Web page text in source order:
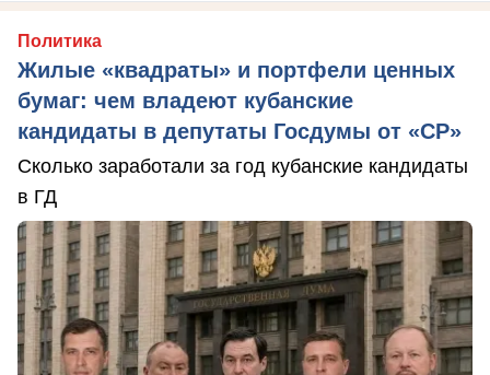
Политика
Жилые «квадраты» и портфели ценных
бумаг: чем владеют кубанские
кандидаты в депутаты Госдумы от «СР»
Сколько заработали за год кубанские кандидаты
в ГД